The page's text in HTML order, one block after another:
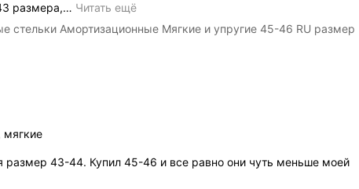
размера,… Читать ещё
стельки Амортизационные Мягкие и упругие 45-46 RU размер
мягкие
43-44. Купил 45-46 и все равно они чуть меньше моей